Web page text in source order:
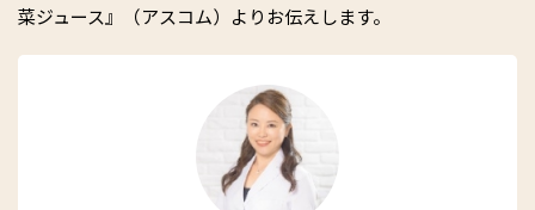
菜ジュース』（アスコム）よりお伝えします。